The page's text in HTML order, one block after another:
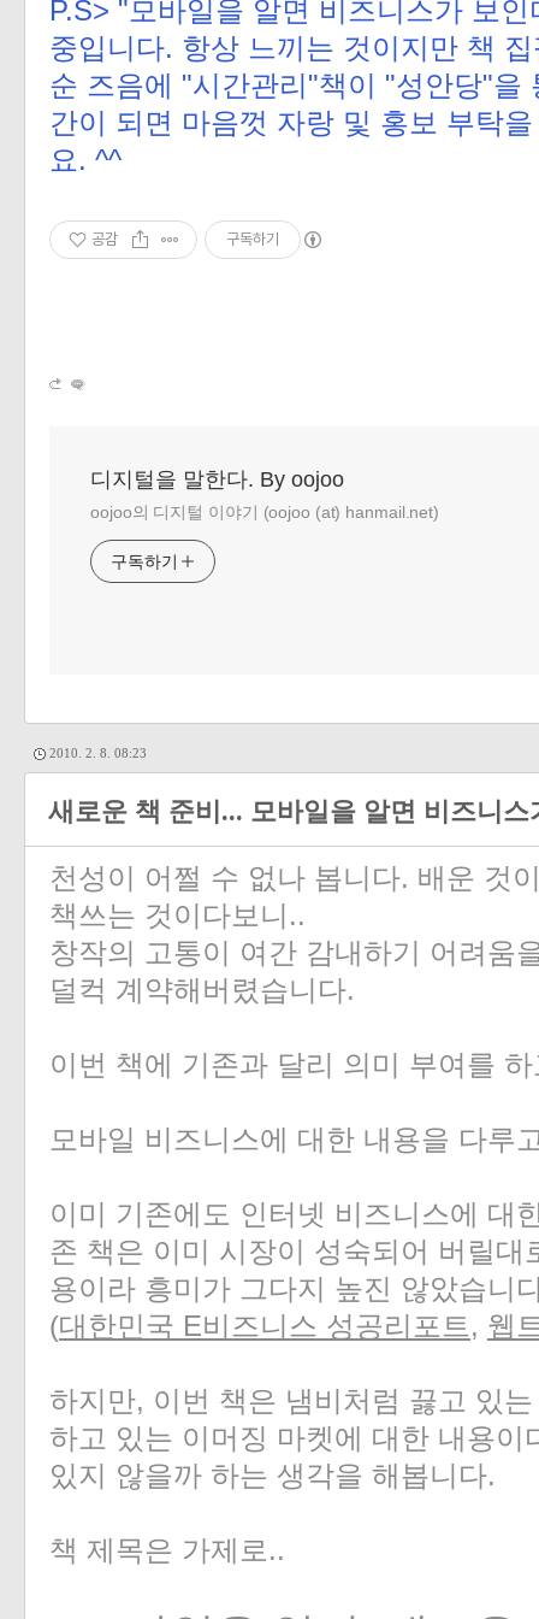
P.S> "모바일을 알면 비즈니스가 보
중입니다. 항상 느끼는 것이지만 책
순 즈음에 "시간관리"책이 "성안당"을
간이 되면 마음껏 자랑 및 홍보 부탁
요. ^^
공감 구독하기
디지털을 말한다. By oojoo
oojoo의 디지털 이야기 (oojoo (at) hanmail.net)
구독하기
2010. 2. 8. 08:23
새로운 책 준비... 모바일을 알면 비즈니스
천성이 어쩔 수 없나 봅니다. 배운 것
책쓰는 것이다보니..
창작의 고통이 여간 감내하기 어려움
덜컥 계약해버렸습니다.
이번 책에 기존과 달리 의미 부여를
모바일 비즈니스에 대한 내용을 다루
이미 기존에도 인터넷 비즈니스에 대
존 책은 이미 시장이 성숙되어 버릴
용이라 흥미가 그다지 높진 않았습니
(대한민국 E비즈니스 성공리포트 , 웹
하지만, 이번 책은 냄비처럼 끓고 있
하고 있는 이머징 마켓에 대한 내용이
있지 않을까 하는 생각을 해봅니다.
책 제목은 가제로..